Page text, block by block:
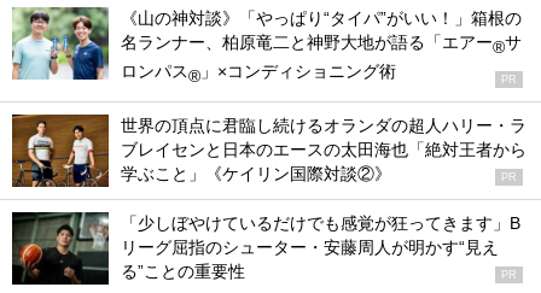
《山の神対談》「やっぱり“タイパ”がいい！」箱根の
名ランナー、柏原竜二と神野大地が語る「エアー®サ
ロンパス® 」×コンディショニング術 PR
世界の頂点に君臨し続けるオランダの超人ハリー・ラ
ブレイセンと日本のエースの太田海也「絶対王者から
学ぶこと」《ケイリン国際対談②》
PR
「少しぼやけているだけでも感覚が狂ってきます」B
リーグ屈指のシューター・安藤周人が明かす“見え
る”ことの重要性
PR